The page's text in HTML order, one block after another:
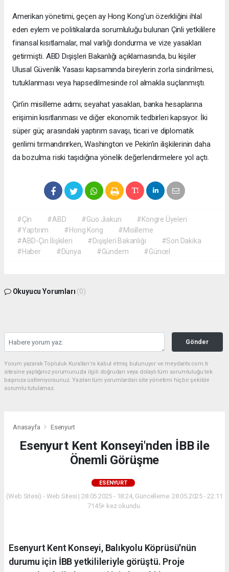
Amerikan yönetimi, geçen ay Hong Kong'un özerkliğini ihlal
eden eylem ve politikalarda sorumluluğu bulunan Çinli yetkililere
finansal kısıtlamalar, mal varlığı dondurma ve vize yasakları
getirmişti. ABD Dışişleri Bakanlığı açıklamasında, bu kişiler
Ulusal Güvenlik Yasası kapsamında bireylerin zorla sindirilmesi,
tutuklanması veya hapsedilmesinde rol almakla suçlanmıştı.
Çin’in misilleme adımı; seyahat yasakları, banka hesaplarına
erişimin kısıtlanması ve diğer ekonomik tedbirleri kapsıyor. İki
süper güç arasındaki yaptırım savaşı, ticari ve diplomatik
gerilimi tırmandırırken, Washington ve Pekin’in ilişkilerinin daha
da bozulma riski taşıdığına yönelik değerlendirmelere yol açtı.
#Çin #ABD #Guo Jiakun
#Kongre Üyeleri
#Yaptırım
#Hong Kong
#Misilleme
#ABD-Çin İlişkileri
#Dışişleri Bakanlığı
#Son Dakika
#Haber
#Dünya #Gündem #Güncel
Okuyucu Yorumları (0)
Gönder
Yorum yazarak Topluluk Kuralları’nı kabul etmiş bulunuyor ve meydantv.com.tr
sitesine yaptığınız yorumunuzla ilgili doğrudan veya dolaylı tüm sorumluluğu tek
başınıza üstleniyorsunuz. Yazılan tüm yorumlardan site yönetimi hiçbir şekilde
sorumlu tutulamaz.
Anasayfa Esenyurt
Esenyurt Kent Konseyi'nden İBB ile
Önemli Görüşme
ESENYURT
(Web Sitesi) - Web Sitesi | 28.05.2025 - 18:24, Güncelleme: 28.05.2025 - 22:11
7145+ kez okundu.
Esenyurt Kent Konseyi, Balıkyolu Köprüsü'nün
durumu için İBB yetkilileriyle görüştü. Proje